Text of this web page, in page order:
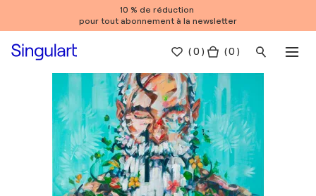
10 % de réduction
pour tout abonnement à la newsletter
(0 ) ( 0 )